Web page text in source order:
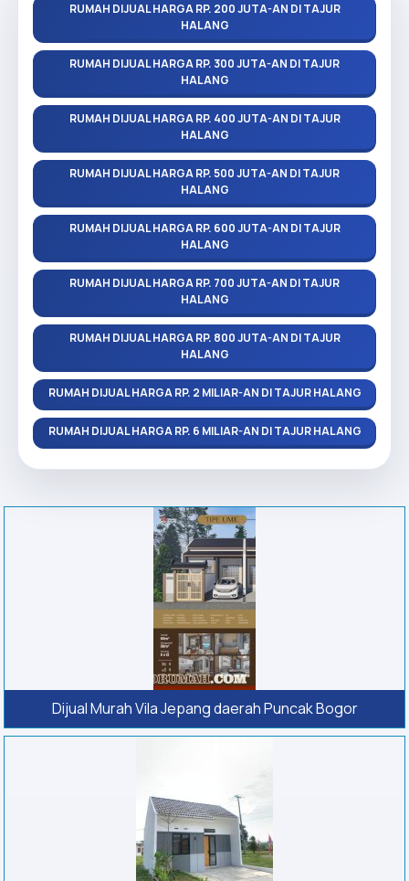
RUMAH DIJUAL HARGA RP. 200 JUTA-AN DI TAJUR
HALANG
RUMAH DIJUAL HARGA RP. 300 JUTA-AN DI TAJUR
HALANG
RUMAH DIJUAL HARGA RP. 400 JUTA-AN DI TAJUR
HALANG
RUMAH DIJUAL HARGA RP. 500 JUTA-AN DI TAJUR
HALANG
RUMAH DIJUAL HARGA RP. 600 JUTA-AN DI TAJUR
HALANG
RUMAH DIJUAL HARGA RP. 700 JUTA-AN DI TAJUR
HALANG
RUMAH DIJUAL HARGA RP. 800 JUTA-AN DI TAJUR
HALANG
RUMAH DIJUAL HARGA RP. 2 MILIAR-AN DI TAJUR HALANG
RUMAH DIJUAL HARGA RP. 6 MILIAR-AN DI TAJUR HALANG
Dijual Murah Vila Jepang daerah Puncak Bogor